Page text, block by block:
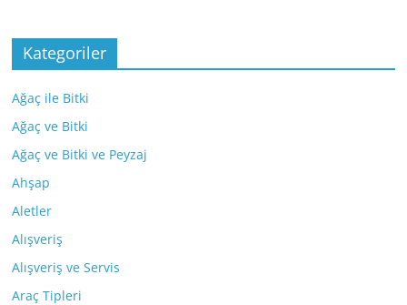
Kategoriler
Ağaç ile Bitki
Ağaç ve Bitki
Ağaç ve Bitki ve Peyzaj
Ahşap
Aletler
Alışveriş
Alışveriş ve Servis
Araç Tipleri